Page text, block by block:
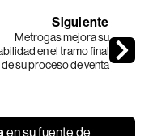
Siguiente
Metrogas mejora su
en el tramo final
de su proceso de venta
en su fuente de